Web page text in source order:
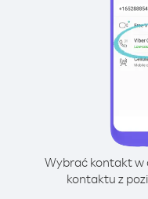
Wybrać kontakt w
kontaktu z